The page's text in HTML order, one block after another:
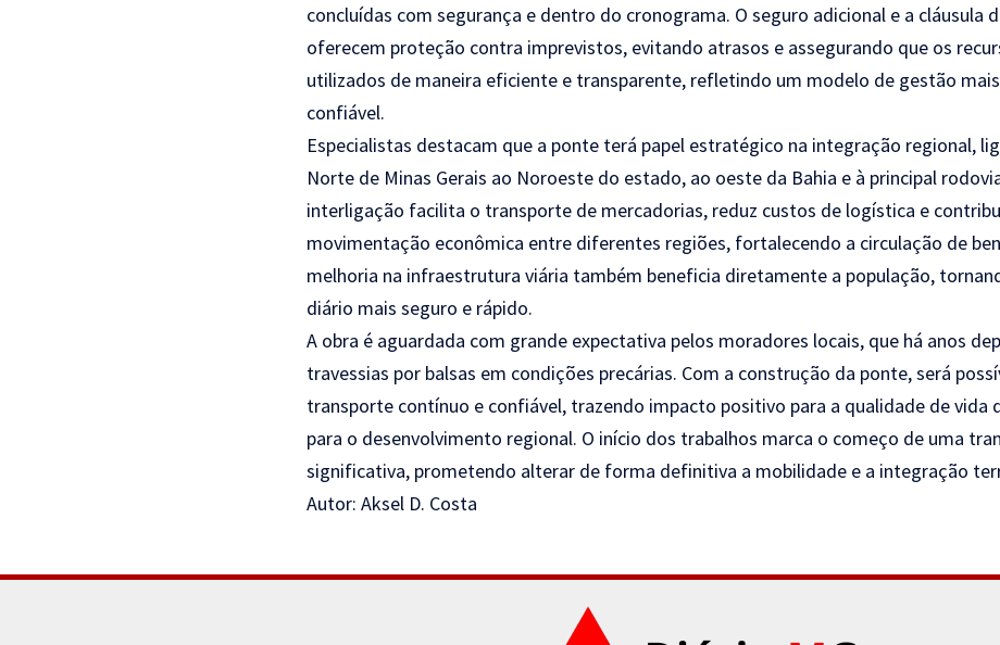
concluídas com segurança e dentro do cronograma. O seguro adicional e a cláusula
oferecem proteção contra imprevistos, evitando atrasos e assegurando que os
utilizados de maneira eficiente e transparente, refletindo um modelo de gestão
confiável.
Especialistas destacam que a ponte terá papel estratégico na integração regional,
Norte de Minas Gerais ao Noroeste do estado, ao oeste da Bahia e à principal
interligação facilita o transporte de mercadorias, reduz custos de logística e
movimentação econômica entre diferentes regiões, fortalecendo a circulação de
melhoria na infraestrutura viária também beneficia diretamente a população,
diário mais seguro e rápido.
A obra é aguardada com grande expectativa pelos moradores locais, que há anos
travessias por balsas em condições precárias. Com a construção da ponte, será
transporte contínuo e confiável, trazendo impacto positivo para a qualidade de vida
para o desenvolvimento regional. O início dos trabalhos marca o começo de uma
significativa, prometendo alterar de forma definitiva a mobilidade e a integração
Autor: Aksel D. Costa